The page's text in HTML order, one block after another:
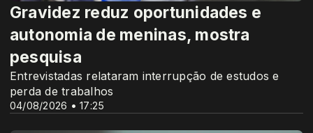
04/08/2026 • 17:25
Gravidez reduz oportunidades e
autonomia de meninas, mostra
pesquisa
Entrevistadas relataram interrupção de estudos e
perda de trabalhos